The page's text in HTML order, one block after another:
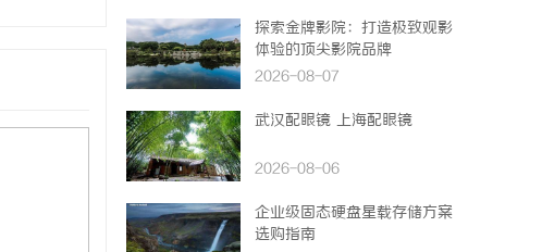
探索金牌影院：打造极致观影
体验的顶尖影院品牌
2026-08-07
武汉配眼镜 上海配眼镜
2026-08-06
企业级固态硬盘星载存储方案
选购指南